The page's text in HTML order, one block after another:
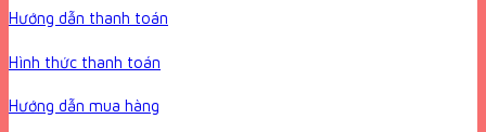
Hướng dẫn thanh toán
Hình thức thanh toán
Hướng dẫn mua hàng